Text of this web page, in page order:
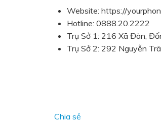
Website: https://
Hotline: 0888.20.2222
Trụ Sở 1: 216 Xã Đàn,
Trụ Sở 2: 292 Nguyễn
Chia sẻ